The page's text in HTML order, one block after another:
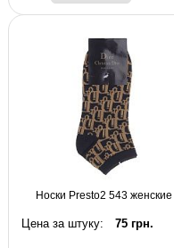
Носки Presto2 543 женские
Цена за штуку: 75 грн.